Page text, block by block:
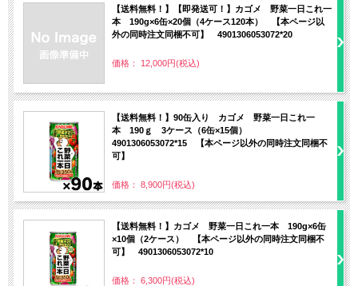
【送料無料！】【即発送可！】カゴメ 野菜一日これ一
本 190g×6缶×20個（4ケース120本） 【本ページ以
外の同時注文同梱不可】 4901306053072*20
価格： 12,000円(税込)
【送料無料！】90缶入り カゴメ 野菜一日これ一
本 190ｇ 3ケース（6缶×15個）
4901306053072*15 【本ページ以外の同時注文同梱不
可】
価格： 8,900円(税込)
【送料無料！】カゴメ 野菜一日これ一本 190g×6缶
×10個（2ケース） 【本ページ以外の同時注文同梱不
可】 4901306053072*10
価格： 6,300円(税込)